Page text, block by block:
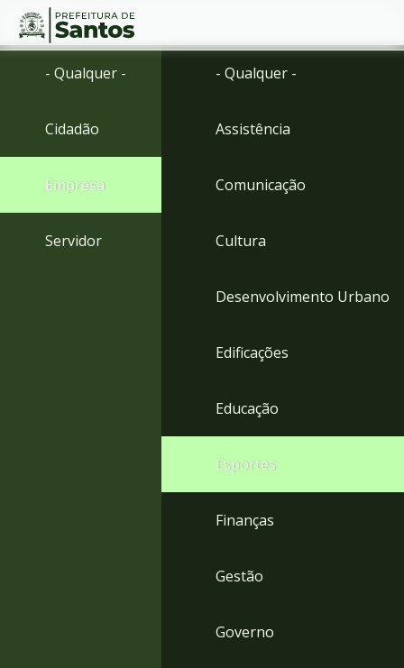
Ir
Ir
menu
Conteúdo
- Qualquer -
Cidadão
Empresa
Servidor
- Qualquer -
Assistência
Comunicação
Cultura
Desenvolvimento Urbano
Edificações
Educação
Esportes
Finanças
Gestão
Governo